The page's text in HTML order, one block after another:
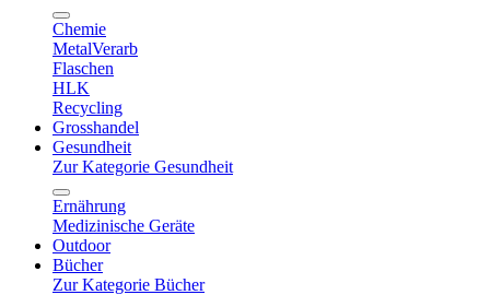
Chemie
MetalVerarb
Flaschen
HLK
Recycling
Grosshandel
Gesundheit
Zur Kategorie Gesundheit
Ernährung
Medizinische Geräte
Outdoor
Bücher
Zur Kategorie Bücher